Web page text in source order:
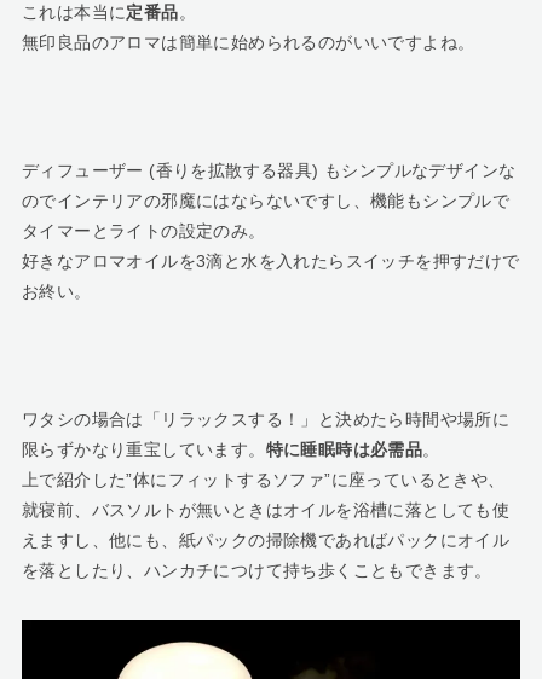
これは本当に定番品。
無印良品のアロマは簡単に始められるのがいいですよね。
ディフューザー (香りを拡散する器具) もシンプルなデザインな
のでインテリアの邪魔にはならないですし、機能もシンプルで
タイマーとライトの設定のみ。
好きなアロマオイルを3滴と水を入れたらスイッチを押すだけで
お終い。
ワタシの場合は「リラックスする！」と決めたら時間や場所に
限らずかなり重宝しています。 特に睡眠時は必需品。
上で紹介した”体にフィットするソファ”に座っているときや、
就寝前、バスソルトが無いときはオイルを浴槽に落としても使
えますし、他にも、紙パックの掃除機であればパックにオイル
を落としたり、ハンカチにつけて持ち歩くこともできます。